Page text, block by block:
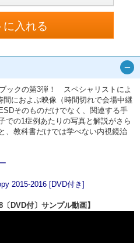
ックの第3弾！ スペシャリストによ
間におよぶ映像（時間切れで会場中継
そのものだけでなく、関連する手
での1症例あたりの写真と解説がさら
、教科書だけでは学べない内視鏡治
2015-2016 [DVD付き]
DVD付〕サンプル動画】